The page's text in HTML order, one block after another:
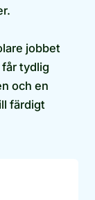
jobbet
tydlig
och en
färdigt